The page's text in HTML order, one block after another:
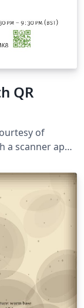
QR
of
a scanner app
and see